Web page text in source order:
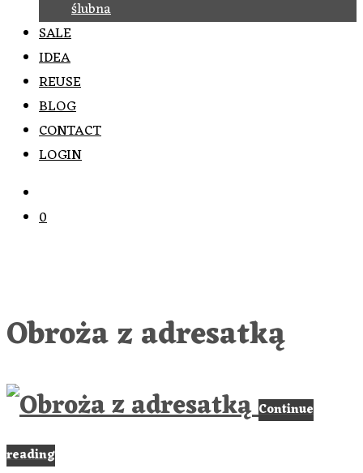
ślubna
SALE
IDEA
REUSE
BLOG
CONTACT
LOGIN
0
Obroża z adresatką
Continue
reading